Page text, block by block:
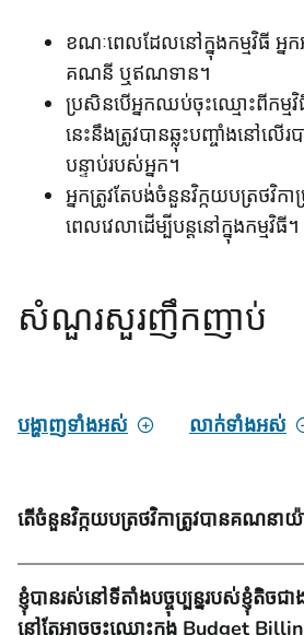
ខណៈពេលដែលនៅក្នុងកម្មវិធី អ្
គណនី ឬឥណទាន។
ប្រសិនបើអ្នកឈប់ចុះឈ្មោះពីកម្
នេះនឹងត្រូវបានឆ្លុះបញ្ចាំងនៅល
បន្ទាប់របស់អ្នក។
អ្នកត្រូវតែបង់ចំនួនវិក្កយបត្រថវិក
ពេលវេលាដើម្បីបន្តនៅក្នុងកម្មវិធី។
សំណួរ​សួរញឹកញាប់
បង្ហាញទាំងអស់ លាក់ទាំងអស់
តើចំនួនវិក្កយបត្រថវិកាត្រូវបានគណនាយ៉
ខ្ញុំបានរស់នៅទីតាំងបច្ចុប្បន្នរបស់ខ្ញុំតិចជា
នៅតែអាចចុះឈ្មោះក្នុង Budget